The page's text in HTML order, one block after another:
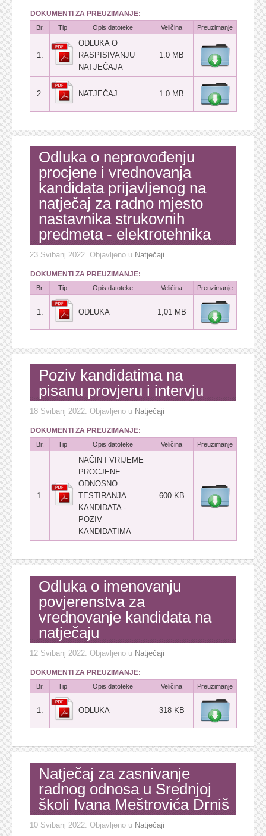
DOKUMENTI ZA PREUZIMANJE:
Br. Tip Opis datoteke Veličina Preuzimanje
1.
ODLUKA O
RASPISIVANJU
NATJEČAJA
1.0 MB
2. NATJEČAJ 1.0 MB
Odluka o neprovođenju
procjene i vrednovanja
kandidata prijavljenog na
natječaj za radno mjesto
nastavnika strukovnih
predmeta - elektrotehnika
23 Svibanj 2022. Objavljeno u Natječaji
DOKUMENTI ZA PREUZIMANJE:
Br. Tip Opis datoteke Veličina Preuzimanje
1. ODLUKA 1,01 MB
Poziv kandidatima na
pisanu provjeru i intervju
18 Svibanj 2022. Objavljeno u Natječaji
DOKUMENTI ZA PREUZIMANJE:
Br. Tip Opis datoteke Veličina Preuzimanje
1.
NAČIN I VRIJEME
PROCJENE
ODNOSNO
TESTIRANJA
KANDIDATA -
POZIV
KANDIDATIMA
600 KB
Odluka o imenovanju
povjerenstva za
vrednovanje kandidata na
natječaju
12 Svibanj 2022. Objavljeno u Natječaji
DOKUMENTI ZA PREUZIMANJE:
Br. Tip Opis datoteke Veličina Preuzimanje
1. ODLUKA 318 KB
Natječaj za zasnivanje
radnog odnosa u Srednjoj
školi Ivana Meštrovića Drniš
10 Svibanj 2022. Objavljeno u Natječaji